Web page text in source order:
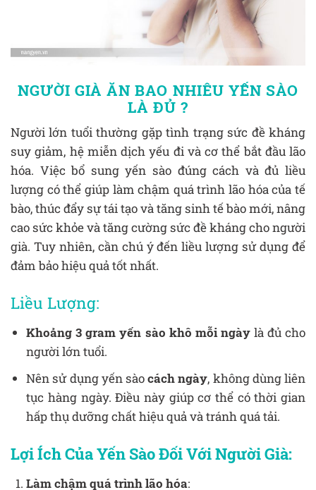
NGƯỜI GIÀ ĂN BAO NHIÊU YẾN SÀO
LÀ ĐỦ ?
Người lớn tuổi thường gặp tình trạng sức đề kháng
suy giảm, hệ miễn dịch yếu đi và cơ thể bắt đầu lão
hóa. Việc bổ sung yến sào đúng cách và đủ liều
lượng có thể giúp làm chậm quá trình lão hóa của tế
bào, thúc đẩy sự tái tạo và tăng sinh tế bào mới, nâng
cao sức khỏe và tăng cường sức đề kháng cho người
già. Tuy nhiên, cần chú ý đến liều lượng sử dụng để
đảm bảo hiệu quả tốt nhất.
Liều Lượng:
Khoảng 3 gram yến sào khô mỗi ngàylà đủ cho
người lớn tuổi.
Nên sử dụng yến sàocách ngày, không dùng liên
tục hàng ngày. Điều này giúp cơ thể có thời gian
hấp thụ dưỡng chất hiệu quả và tránh quá tải.
Lợi Ích Của Yến Sào Đối Với Người Già:
Làm chậm quá trình lão hóa: